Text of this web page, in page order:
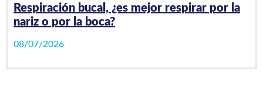
Respiración bucal, ¿es mejor respirar por la
nariz o por la boca?
08/07/2026